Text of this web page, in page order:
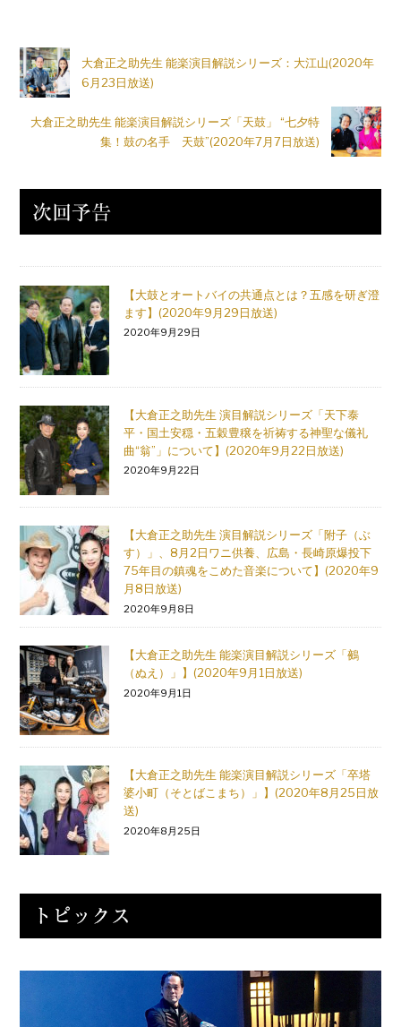
大倉正之助先生 能楽演目解説シリーズ：大江山(2020年
6月23日放送)
大倉正之助先生 能楽演目解説シリーズ「天鼓」 “七夕特
集！鼓の名手 天鼓”(2020年7月7日放送)
【大鼓とオートバイの共通点とは？五感を研ぎ澄
ます】(2020年9月29日放送)
2020年9月29日
【大倉正之助先生 演目解説シリーズ「天下泰
平・国土安穏・五穀豊穣を祈祷する神聖な儀礼
曲“翁”」について】(2020年9月22日放送)
2020年9月22日
【大倉正之助先生 演目解説シリーズ「附子（ぶ
す）」、8月2日ワニ供養、広島・長崎原爆投下
75年目の鎮魂をこめた音楽について】(2020年9
月8日放送)
2020年9月8日
【大倉正之助先生 能楽演目解説シリーズ「鵺
（ぬえ）」】(2020年9月1日放送)
2020年9月1日
【大倉正之助先生 能楽演目解説シリーズ「卒塔
婆小町（そとばこまち）」】(2020年8月25日放
送)
2020年8月25日